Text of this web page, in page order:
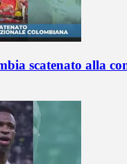
scatenato alla